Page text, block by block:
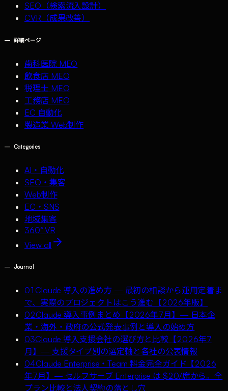
SEO（検索流入設計）
CVR（成果改善）
— 詳細ページ
歯科医院 MEO
飲食店 MEO
税理士 MEO
工務店 MEO
EC 自動化
製造業 Web制作
— Categories
AI・自動化
SEO・集客
Web制作
EC・SNS
地域集客
360° VR
View all
— Journal
01Claude 導入の進め方 — 最初の相談から運用定着ま
で、実際のプロジェクトはこう進む【2026年版】
02Claude 導入事例まとめ【2026年7月】— 日本企
業・海外・政府の公式発表事例と導入の始め方
03Claude 導入支援会社の選び方と比較【2026年7
月】— 支援タイプ別の選定軸と各社の公表情報
04Claude Enterprise・Team 料金完全ガイド【2026
年7月】— セルフサーブ Enterprise は $20/席から。全
プラン比較と法人契約の落とし穴